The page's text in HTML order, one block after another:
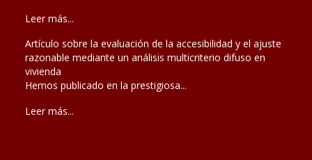
Leer más...
Artículo sobre la evaluación de la accesibilidad y el ajuste
razonable mediante un análisis multicriterio difuso en
vivienda
Hemos publicado en la prestigiosa...
Leer más...